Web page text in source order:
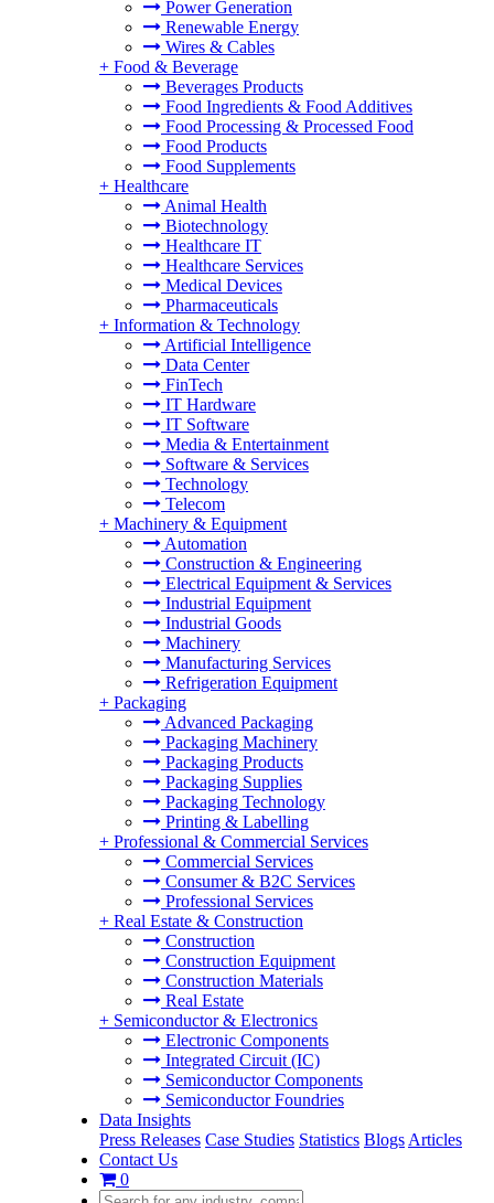
Power Generation
Renewable Energy
Wires & Cables
+ Food & Beverage
Beverages Products
Food Ingredients & Food Additives
Food Processing & Processed Food
Food Products
Food Supplements
+ Healthcare
Animal Health
Biotechnology
Healthcare IT
Healthcare Services
Medical Devices
Pharmaceuticals
+ Information & Technology
Artificial Intelligence
Data Center
FinTech
IT Hardware
IT Software
Media & Entertainment
Software & Services
Technology
Telecom
+ Machinery & Equipment
Automation
Construction & Engineering
Electrical Equipment & Services
Industrial Equipment
Industrial Goods
Machinery
Manufacturing Services
Refrigeration Equipment
+ Packaging
Advanced Packaging
Packaging Machinery
Packaging Products
Packaging Supplies
Packaging Technology
Printing & Labelling
+ Professional & Commercial Services
Commercial Services
Consumer & B2C Services
Professional Services
+ Real Estate & Construction
Construction
Construction Equipment
Construction Materials
Real Estate
+ Semiconductor & Electronics
Electronic Components
Integrated Circuit (IC)
Semiconductor Components
Semiconductor Foundries
Data Insights
Press Releases Case Studies Statistics Blogs Articles
Contact Us
0